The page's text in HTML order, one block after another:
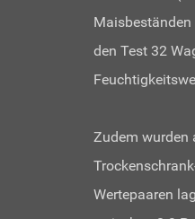
Maisbeständen
den Test 32
Zudem wurden
Wertepaaren